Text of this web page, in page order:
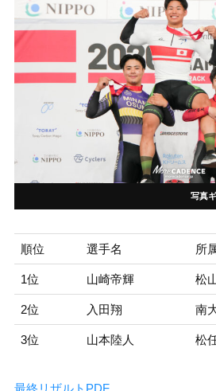
写真
順位 選手名 所
1位 山崎帝輝 松
2位 入田翔 南
3位 山本陸人 松